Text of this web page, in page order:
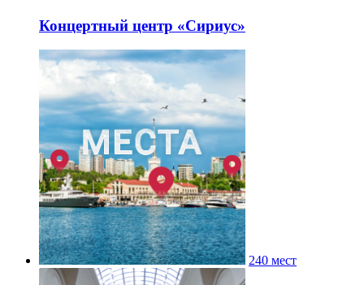
Концертный центр «Сириус»
240 мест